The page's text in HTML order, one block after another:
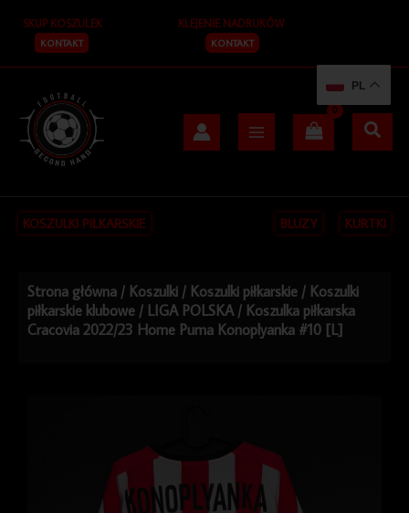
treści
SKUP KOSZULEK
KONTAKT
KLEJENIE NADRUKÓW
KONTAKT
KOSZULKI PIŁKARSKIE BLUZY KURTKI
Strona główna / Koszulki / Koszulki piłkarskie / Koszulki
piłkarskie klubowe / LIGA POLSKA / Koszulka piłkarska
Cracovia 2022/23 Home Puma Konoplyanka #10 [L]
PL